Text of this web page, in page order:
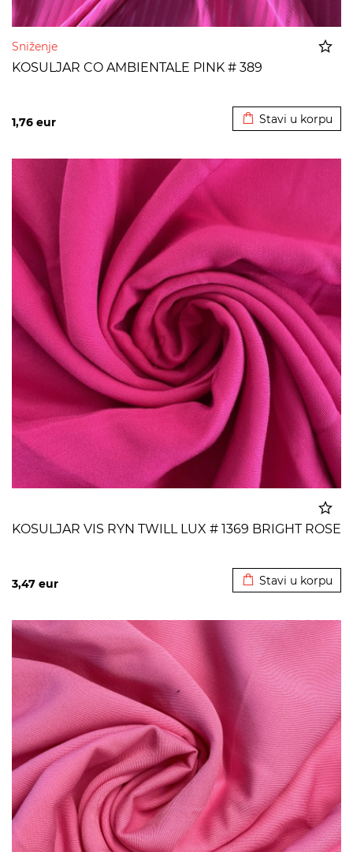
Sniženje
KOSULJAR CO AMBIENTALE PINK # 389
1,76 eur Stavi u korpu
KOSULJAR VIS RYN TWILL LUX # 1369 BRIGHT ROSE
3,47 eur Stavi u korpu